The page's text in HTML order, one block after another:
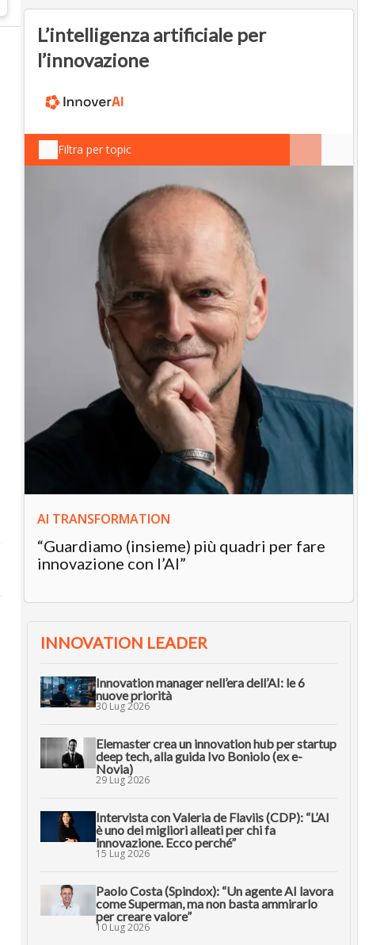
L’intelligenza artificiale per
l’innovazione
Filtra per topic
AI TRANSFORMATION
“Guardiamo (insieme) più quadri per fare
innovazione con l’AI”
INNOVATION LEADER
Innovation manager nell’era dell’AI: le 6
nuove priorità
30 Lug 2026
Elemaster crea un innovation hub per startup
deep tech, alla guida Ivo Boniolo (ex e-
Novia)
29 Lug 2026
Intervista con Valeria de Flaviis (CDP): “L’AI
è uno dei migliori alleati per chi fa
innovazione. Ecco perché”
15 Lug 2026
Paolo Costa (Spindox): “Un agente AI lavora
come Superman, ma non basta ammirarlo
per creare valore”
10 Lug 2026